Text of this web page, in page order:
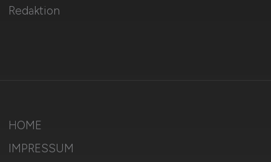
Redaktion
HOME
IMPRESSUM